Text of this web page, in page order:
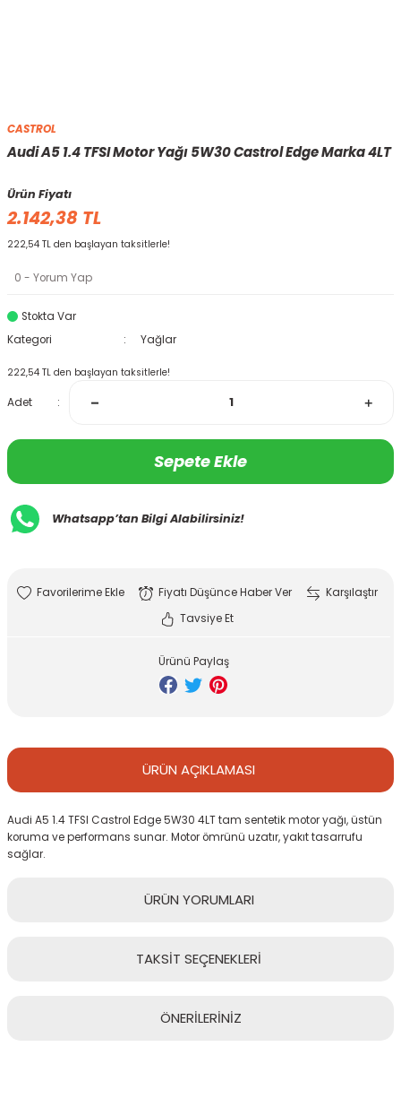
CASTROL
Audi A5 1.4 TFSI Motor Yağı 5W30 Castrol Edge Marka 4LT
Ürün Fiyatı
2.142,38 TL
222,54 TL den başlayan taksitlerle!
0 - Yorum Yap
Stokta Var
Kategori
Yağlar
222,54 TL den başlayan taksitlerle!
Adet
Sepete Ekle
Whatsapp’tan Bilgi Alabilirsiniz!
Fiyatı Düşünce Haber Ver
Karşılaştır
Tavsiye Et
Ürünü Paylaş
ÜRÜN AÇIKLAMASI
Audi A5 1.4 TFSI Castrol Edge 5W30 4LT tam sentetik motor yağı, üstün
koruma ve performans sunar. Motor ömrünü uzatır, yakıt tasarrufu
sağlar.
ÜRÜN YORUMLARI
TAKSİT SEÇENEKLERİ
ÖNERİLERİNİZ